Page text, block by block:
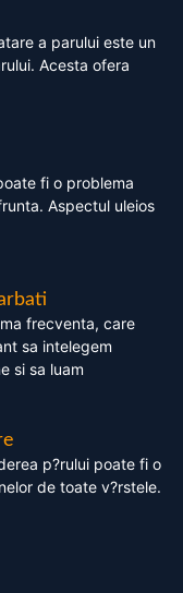
a parului este un
Acesta ofera
fi o problema
Aspectul uleios
frecventa, care
sa intelegem
si sa luam
p?rului poate fi o
de toate v?rstele.